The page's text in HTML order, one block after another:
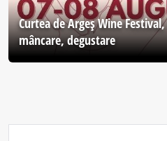
Curtea de Argeş Wine
mâncare, degustare